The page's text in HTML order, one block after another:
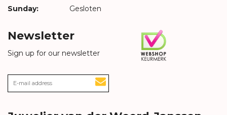
Sunday: Gesloten
Newsletter
Sign up for our newsletter